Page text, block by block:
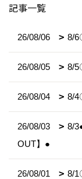
記事一覧
26/08/06 8/6
26/08/05 8/5
26/08/04 8/4
26/08/03
8/
OUT】●
26/08/01 8/1